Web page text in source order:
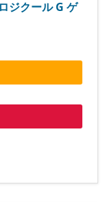
ジクール G ゲ